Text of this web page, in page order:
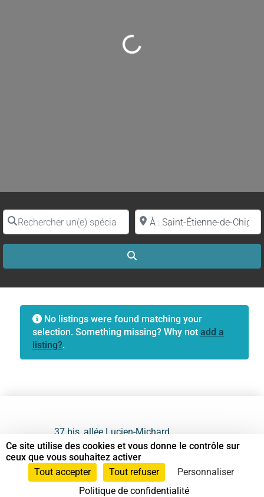
Loading...
Rechercher un(e) spécialiste par nomProche de (ville ou région)
No listings were found matching your
selection. Something missing? Why not add a
listing?.
37 bis, allée Lucien-Michard
93190 Livry-Gargan
06 61 87 28 09
Ce site utilise des cookies et vous donne le contrôle sur
ceux que vous souhaitez activer
Tout accepter
Tout refuser
Personnaliser
Politique de confidentialité